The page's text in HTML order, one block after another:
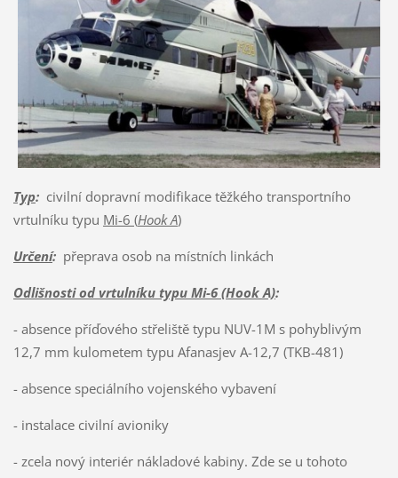
Typ:civilní dopravní modifikace těžkého transportního
vrtulníku typu Mi-6 (Hook A)
Určení:přeprava osob na místních linkách
Odlišnosti od vrtulníku typu Mi-6 (Hook A):
- absence příďového střeliště typu NUV-1M s pohyblivým
12,7 mm kulometem typu Afanasjev A-12,7 (TKB-481)
- absence speciálního vojenského vybavení
- instalace civilní avioniky
- zcela nový interiér nákladové kabiny. Zde se u tohoto